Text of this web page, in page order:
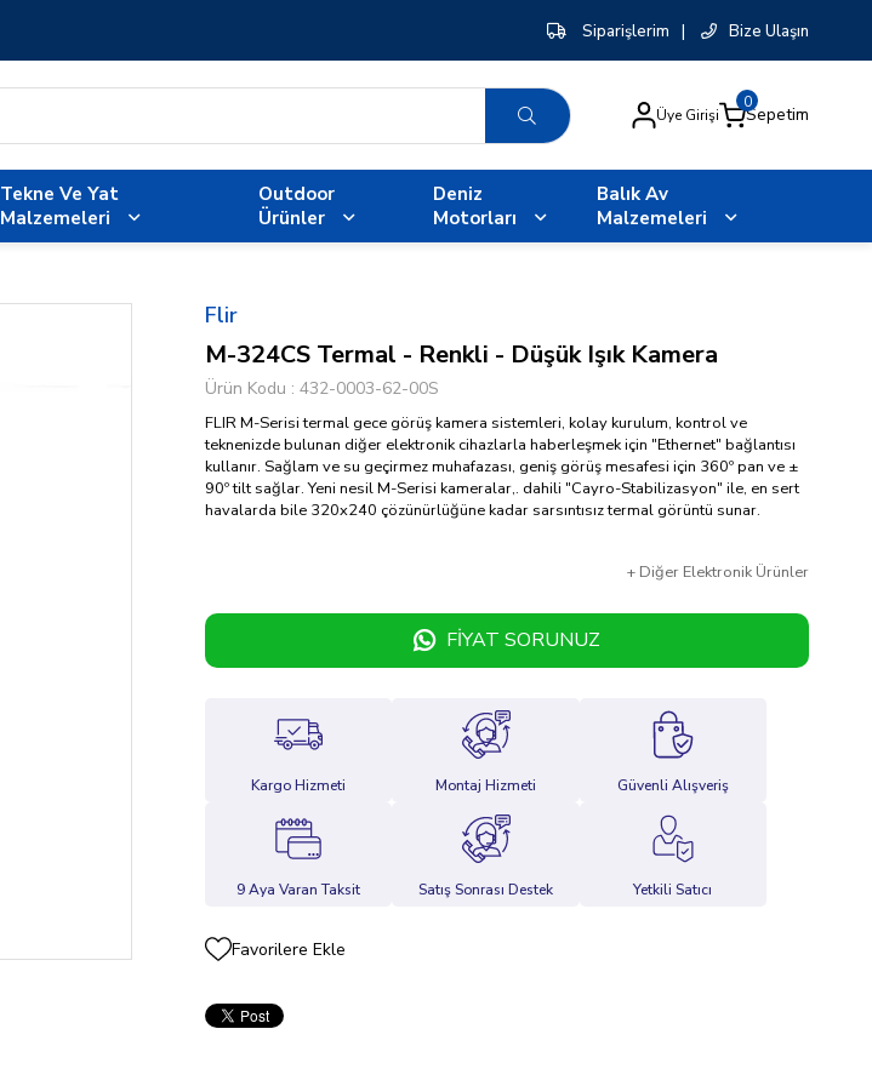
Siparişlerim | Bize Ulaşın
Üye Girişi Sepetim
0
Tekne Ve Yat
Malzemeleri
Outdoor
Ürünler
Deniz
Motorları
Balık Av
Malzemeleri
Flir
M-324CS Termal - Renkli - Düşük Işık Kamera
Ürün Kodu 432-0003-62-00S
FLIR M-Serisi termal gece görüş kamera sistemleri, kolay kurulum, kontrol ve
teknenizde bulunan diğer elektronik cihazlarla haberleşmek için "Ethernet" bağlantısı
kullanır. Sağlam ve su geçirmez muhafazası, geniş görüş mesafesi için 360º pan ve ±
90º tilt sağlar. Yeni nesil M-Serisi kameralar,. dahili "Cayro-Stabilizasyon" ile, en sert
havalarda bile 320x240 çözünürlüğüne kadar sarsıntısız termal görüntü sunar.
+ Diğer Elektronik Ürünler
FIYAT SORUNUZ
Kargo Hizmeti Montaj Hizmeti Güvenli Alışveriş
9 Aya Varan Taksit Satış Sonrası Destek Yetkili Satıcı
Favorilere Ekle